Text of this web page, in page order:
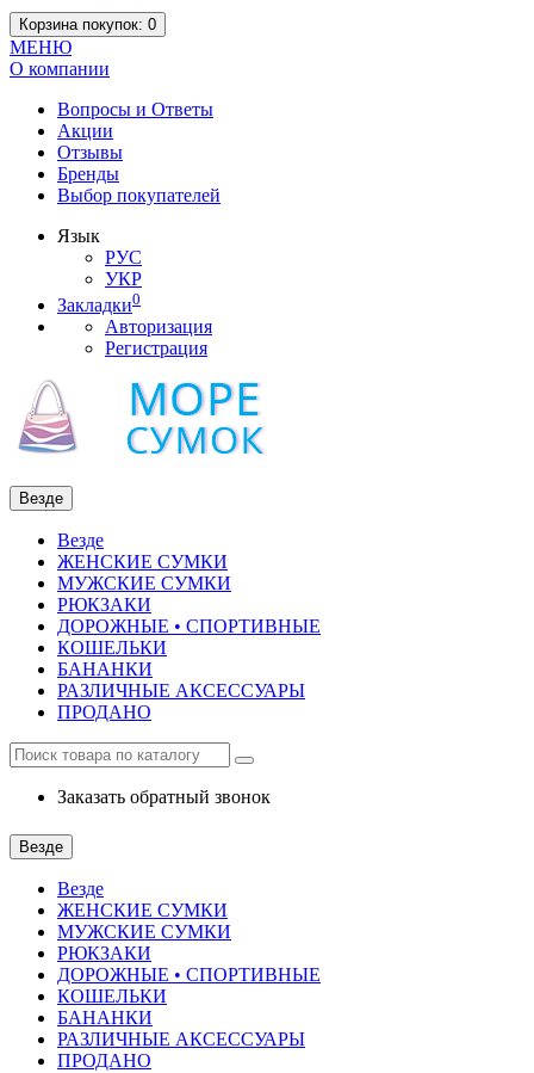
Корзинапокупок: 0
МЕНЮ
О компании
Вопросы и Ответы
Акции
Отзывы
Бренды
Выбор покупателей
Язык
РУС
УКР
Закладки0
Авторизация
Регистрация
Везде
Везде
ЖЕНСКИЕ СУМКИ
МУЖСКИЕ СУМКИ
РЮКЗАКИ
ДОРОЖНЫЕ • СПОРТИВНЫЕ
КОШЕЛЬКИ
БАНАНКИ
РАЗЛИЧНЫЕ АКСЕССУАРЫ
ПРОДАНО
Заказать обратный звонок
Везде
Везде
ЖЕНСКИЕ СУМКИ
МУЖСКИЕ СУМКИ
РЮКЗАКИ
ДОРОЖНЫЕ • СПОРТИВНЫЕ
КОШЕЛЬКИ
БАНАНКИ
РАЗЛИЧНЫЕ АКСЕССУАРЫ
ПРОДАНО